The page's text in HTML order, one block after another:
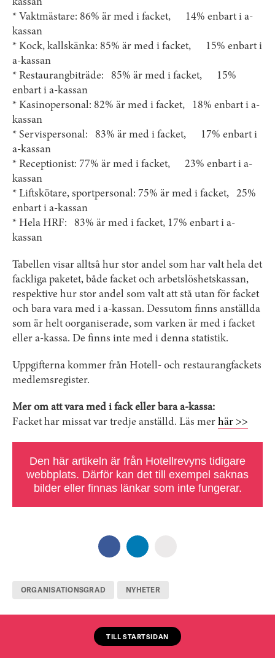
kassan
* Vaktmästare: 86% är med i facket, 14% enbart i a-
kassan
* Kock, kallskänka: 85% är med i facket, 15% enbart i
a-kassan
* Restaurangbiträde: 85% är med i facket, 15%
enbart i a-kassan
* Kasinopersonal: 82% är med i facket, 18% enbart i a-
kassan
* Servispersonal: 83% är med i facket, 17% enbart i
a-kassan
* Receptionist: 77% är med i facket, 23% enbart i a-
kassan
* Liftskötare, sportpersonal: 75% är med i facket, 25%
enbart i a-kassan
* Hela HRF: 83% är med i facket, 17% enbart i a-
kassan
Tabellen visar alltså hur stor andel som har valt hela det
fackliga paketet, både facket och arbetslöshetskassan,
respektive hur stor andel som valt att stå utan för facket
och bara vara med i a-kassan. Dessutom finns anställda
som är helt oorganiserade, som varken är med i facket
eller a-kassa. De finns inte med i denna statistik.
Uppgifterna kommer från Hotell- och restaurangfackets
medlemsregister.
Mer om att vara med i fack eller bara a-kassa:
Facket har missat var tredje anställd. Läs mer här >>
Den här artikeln är från Hotellrevyns tidigare
webbplats. Därför kan det till exempel saknas
bilder eller finnas länkar som inte fungerar.
ORGANISATIONSGRAD NYHETER
TILL STARTSIDAN